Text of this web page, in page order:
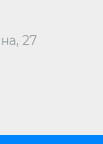
27